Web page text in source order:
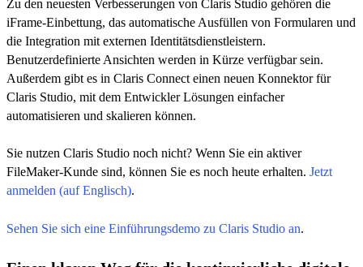
Zu den neuesten Verbesserungen von Claris Studio gehören die
iFrame-Einbettung, das automatische Ausfüllen von Formularen und
die Integration mit externen Identitätsdienstleistern.
Benutzerdefinierte Ansichten werden in Kürze verfügbar sein.
Außerdem gibt es in Claris Connect einen neuen Konnektor für
Claris Studio, mit dem Entwickler Lösungen einfacher
automatisieren und skalieren können.
Sie nutzen Claris Studio noch nicht? Wenn Sie ein aktiver
FileMaker-Kunde sind, können Sie es noch heute erhalten. Jetzt
anmelden (auf Englisch).
Sehen Sie sich eine Einführungsdemo zu Claris Studio an.